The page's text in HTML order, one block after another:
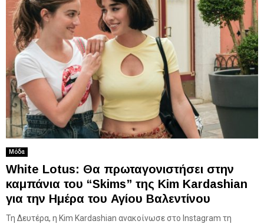
Μόδα
White Lotus: Θα πρωταγονιστήσει στην
καμπάνια του “Skims” της Kim Kardashian
για την Ημέρα του Αγίου Βαλεντίνου
Τη Δευτέρα, η Kim Kardashian ανακοίνωσε στο Instagram τη